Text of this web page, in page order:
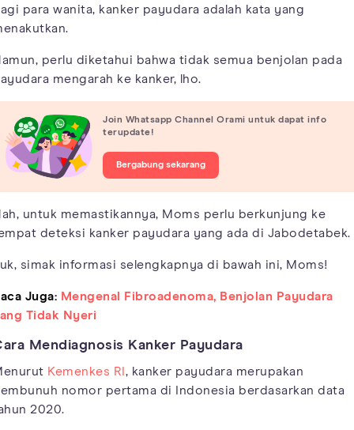
para wanita, kanker payudara adalah kata yang
perlu diketahui bahwa tidak semua benjolan pada
mengarah ke kanker, lho.
Join Whatsapp Channel Orami untuk dapat info
terupdate!
Bergabung sekarang
untuk memastikannya, Moms perlu berkunjung ke
deteksi kanker payudara yang ada di Jabodetabek.
simak informasi selengkapnya di bawah ini, Moms!
Juga: Mengenal Fibroadenoma, Benjolan Payudara
Tidak Nyeri
Mendiagnosis Kanker Payudara
Kemenkes RI , kanker payudara merupakan
nomor pertama di Indonesia berdasarkan data
2020.